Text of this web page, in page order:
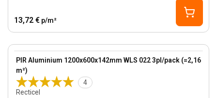
13,72 € p/m²
PIR Aluminium 1200x600x142mm WLS 022 3pl/pack (=2,16
m²)​
4
Recticel
View product